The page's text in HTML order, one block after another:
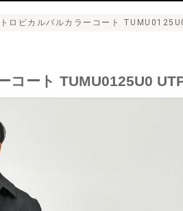
ロピカルバルカラーコート